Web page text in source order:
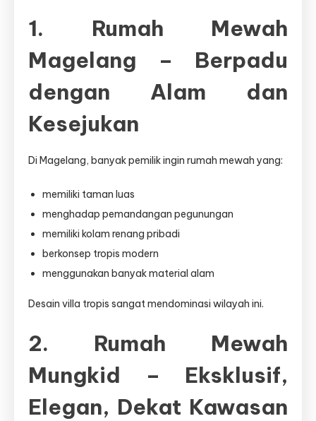
1. Rumah Mewah
Magelang – Berpadu
dengan Alam dan
Kesejukan
Di Magelang, banyak pemilik ingin rumah mewah yang:
memiliki taman luas
menghadap pemandangan pegunungan
memiliki kolam renang pribadi
berkonsep tropis modern
menggunakan banyak material alam
Desain villa tropis sangat mendominasi wilayah ini.
2. Rumah Mewah
Mungkid – Eksklusif,
Elegan, Dekat Kawasan